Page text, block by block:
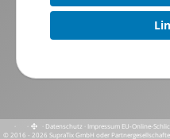
Datenschutz Impressum EU-Online-
© 2016 - 2026 SupraTix GmbH oder